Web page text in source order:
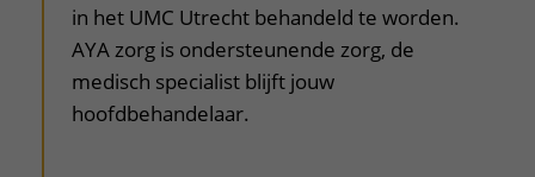
in het UMC Utrecht behandeld te worden.
AYA zorg is ondersteunende zorg, de
medisch specialist blijft jouw
hoofdbehandelaar.